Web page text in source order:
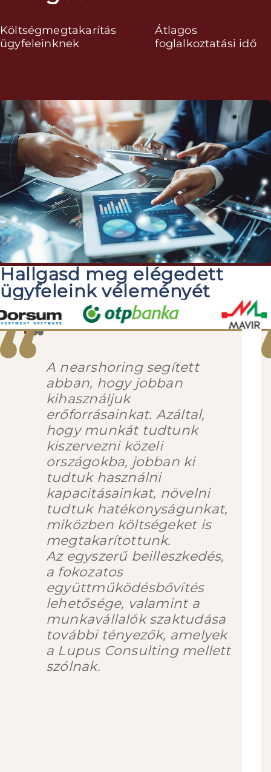
Költségmegtakarítás
ügyfeleinknek
Átlagos
foglalkoztatási idő
Hallgasd meg elégedett
ügyfeleink véleményét
A nearshoring segített
abban, hogy jobban
kihasználjuk
erőforrásainkat. Azáltal,
hogy munkát tudtunk
kiszervezni közeli
országokba, jobban ki
tudtuk használni
kapacitásainkat, növelni
tudtuk hatékonyságunkat,
miközben költségeket is
megtakarítottunk.
Az egyszerű beilleszkedés,
a fokozatos
együttműködésbővítés
lehetősége, valamint a
munkavállalók szaktudása
további tényezők, amelyek
a Lupus Consulting mellett
szólnak.